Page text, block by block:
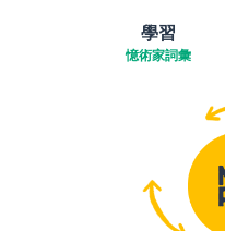
學習
憶術家詞彙